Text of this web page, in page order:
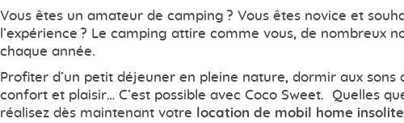
Vous êtes un amateur de camping ? Vous êtes novice et
l’expérience ? Le camping attire comme vous, de nombreux
chaque année.
Profiter d’un petit déjeuner en pleine nature, dormir aux sons
confort et plaisir… C’est possible avec Coco Sweet. Quelles
réalisez dès maintenant votre
location de mobil home insolite